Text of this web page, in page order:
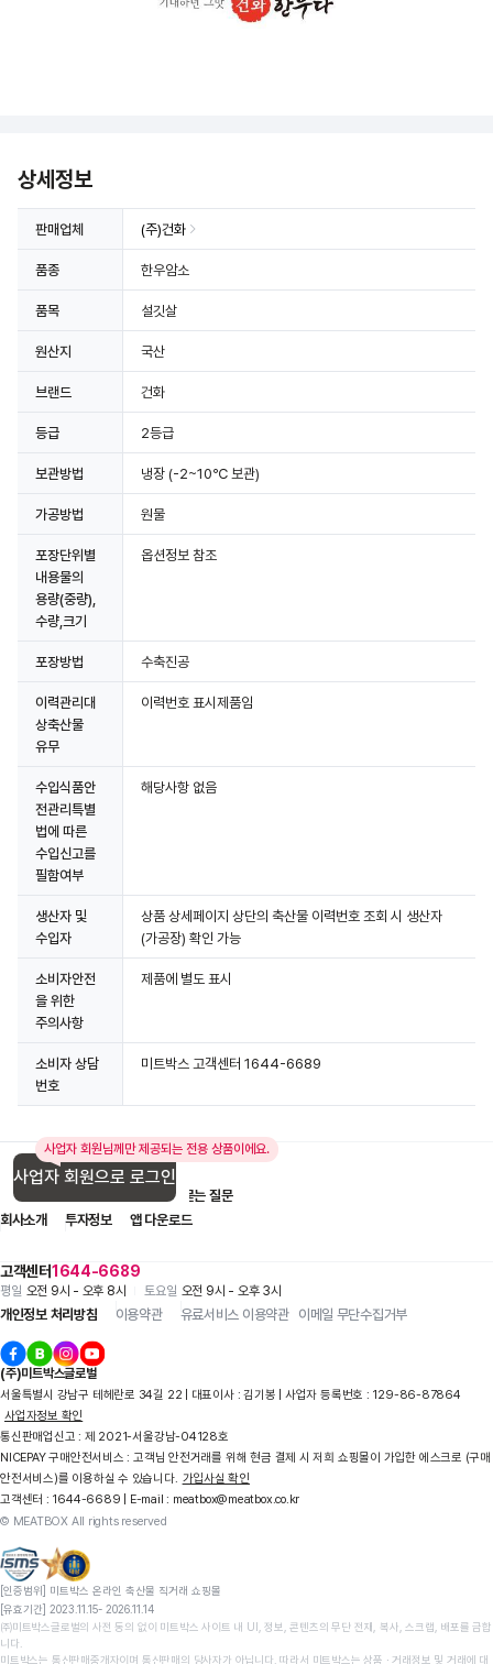
상세정보
판매업체 (주)건화
품종 한우암소
품목 설깃살
원산지 국산
브랜드 건화
등급 2등급
보관방법 냉장 (-2~10℃ 보관)
가공방법 원물
포장단위별
내용물의
용량(중량),
수량,크기
옵션정보 참조
포장방법 수축진공
이력관리대
상축산물
유무
이력번호 표시제품임
수입식품안
전관리특별
법에 따른
수입신고를
필함여부
해당사항 없음
생산자 및
수입자
상품 상세페이지 상단의 축산물 이력번호 조회 시 생산자
(가공장) 확인 가능
소비자안전
을 위한
주의사항
제품에 별도 표시
소비자 상담
번호
미트박스 고객센터 1644-6689
사업자 회원님께만 제공되는 전용 상품이에요.
사업자 회원으로 로그인
고객센터1644-6689
평일 오전 9시 - 오후 8시 토요일 오전 9시 - 오후 3시
입점 제휴 문의
자주 묻는 질문
회사소개
투자정보 앱 다운로드
개인정보 처리방침 이용약관 유료서비스 이용약관 이메일 무단수집거부
(주)미트박스글로벌
서울특별시 강남구 테헤란로 34길 22 | 대표이사 : 김기봉 | 사업자 등록번호 : 129-86-87864
사업자정보 확인
통신판매업신고 : 제 2021-서울강남-04128호
NICEPAY 구매안전서비스 : 고객님 안전거래를 위해 현금 결제 시 저희 쇼핑몰이 가입한 에스크로 (구매
안전서비스)를 이용하실 수 있습니다. 가입사실 확인
고객센터 : 1644-6689 | E-mail : meatbox@meatbox.co.kr
© MEATBOX All rights reserved
[인증범위] 미트박스 온라인 축산물 직거래 쇼핑몰
[유효기간] 2023.11.15- 2026.11.14
㈜미트박스글로벌의 사전 동의 없이 미트박스 사이트 내 UI, 정보, 콘텐츠의 무단 전재, 복사, 스크랩, 배포를 금합
니다.
미트박스는 통신판매중개자이며 통신판매의 당사자가 아닙니다. 따라서 미트박스는 상품 ∙ 거래정보 및 거래에 대